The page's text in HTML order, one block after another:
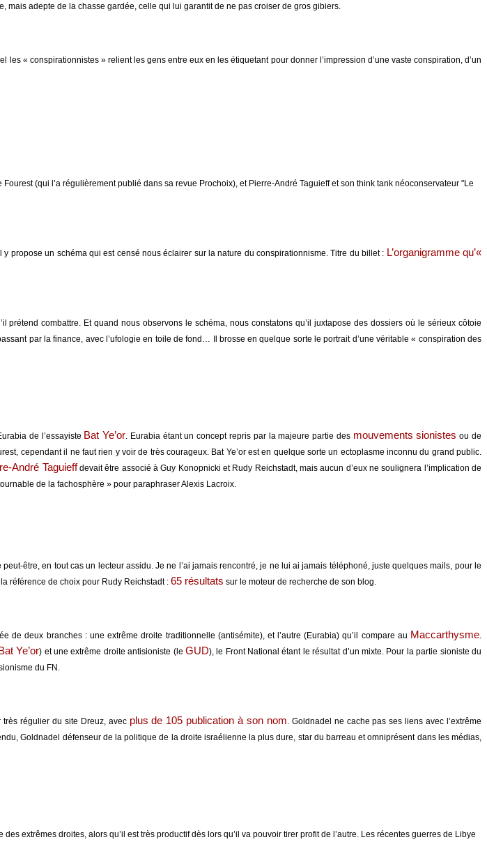
mais adepte de la chasse gardée, celle qui lui garantit de ne pas croiser de gros gibiers.
« conspirationnistes » relient les gens entre eux en les étiquetant pour donner l’impression d’une vaste conspiration, d’un
(qui l’a régulièrement publié dans sa revue Prochoix), et Pierre-André Taguieff et son think tank néoconservateur "Le
propose un schéma qui est censé nous éclairer sur la nature du conspirationnisme. Titre du billet : L’organigramme qu’«
combattre. Et quand nous observons le schéma, nous constatons qu’il juxtapose des dossiers où le sérieux côtoie
par la finance, avec l’ufologie en toile de fond… Il brosse en quelque sorte le portrait d’une véritable « conspiration des
de l’essayiste Bat Ye’or. Eurabia étant un concept repris par la majeure partie des mouvements sionistes ou de
cependant il ne faut rien y voir de très courageux. Bat Ye’or est en quelque sorte un ectoplasme inconnu du grand public.
André Taguieffdevait être associé à Guy Konopnicki et Rudy Reichstadt, mais aucun d’eux ne soulignera l’implication de
de la fachosphère » pour paraphraser Alexis Lacroix.
être, en tout cas un lecteur assidu. Je ne l’ai jamais rencontré, je ne lui ai jamais téléphoné, juste quelques mails, pour le
référence de choix pour Rudy Reichstadt : 65 résultats sur le moteur de recherche de son blog.
de deux branches : une extrême droite traditionnelle (antisémite), et l’autre (Eurabia) qu’il compare au Maccarthysme
Ye’or) et une extrême droite antisioniste (le GUD), le Front National étant le résultat d’un mixte. Pour la partie sioniste du
du FN.
très régulier du site Dreuz, avec plus de 105 publication à son nom . Goldnadel ne cache pas ses liens avec l’extrême
Goldnadel défenseur de la politique de la droite israélienne la plus dure, star du barreau et omniprésent dans les médias,
extrêmes droites, alors qu’il est très productif dès lors qu’il va pouvoir tirer profit de l’autre. Les récentes guerres de Libye